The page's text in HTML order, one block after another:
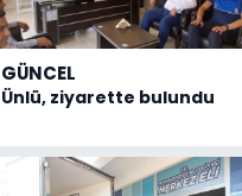
GÜNCEL
Ünlü, ziyarette bulundu